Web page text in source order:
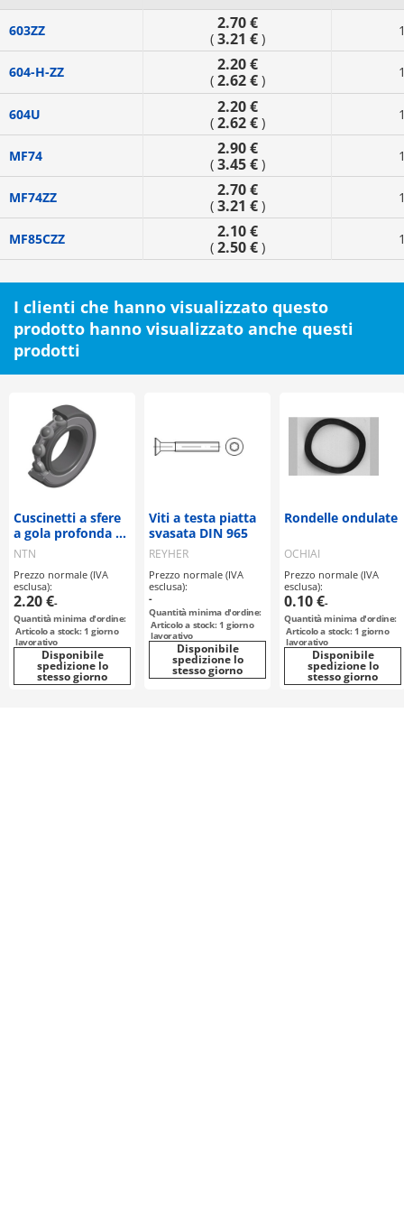
603ZZ 2.70 €
( 3.21 €)
604-H-ZZ 2.20 €
( 2.62 €)
604U 2.20 €
( 2.62 €)
MF74 2.90 €
( 3.45 €)
MF74ZZ 2.70 €
( 3.21 €)
MF85CZZ 2.10 €
( 2.50 €)
I clienti che hanno visualizzato questo
prodotto hanno visualizzato anche questi
prodotti
Cuscinetti a sfere
a gola profonda /
fila singola /
diametro ridotto /
compatti / NTN
NTN
Prezzo normale (IVA
esclusa):
2.20 €-
Quantità minima d'ordine:
Articolo a stock: 1 giorno
lavorativo
Disponibile
spedizione lo
stesso giorno
Viti a testa piatta
svasata DIN 965
REYHER
Prezzo normale (IVA
esclusa):
-
Quantità minima d'ordine:
Articolo a stock: 1 giorno
lavorativo
Disponibile
spedizione lo
stesso giorno
Rondelle ondulate
OCHIAI
Prezzo normale (IVA
esclusa):
0.10 €-
Quantità minima d'ordine:
Articolo a stock: 1 giorno
lavorativo
Disponibile
spedizione lo
stesso giorno